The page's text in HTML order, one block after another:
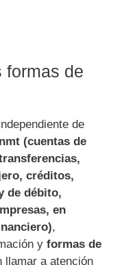
formas de
de
(cuentas de
créditos,
de débito,
en
,
y formas de
llamar a atención